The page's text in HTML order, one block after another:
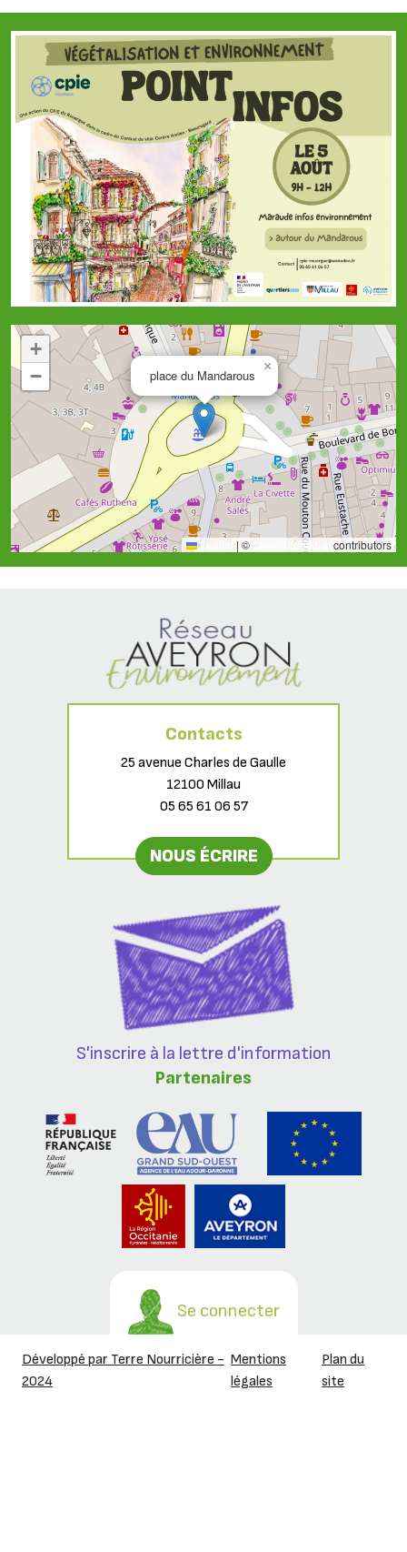
place du Mandarous
×
+
−
Leaflet | © OpenStreetMap contributors
Contacts
25 avenue Charles de Gaulle
12100 Millau
05 65 61 06 57
NOUS ÉCRIRE
S'inscrire à la lettre d'information
Partenaires
Se connecter
Développé par Terre Nourricière -
2024
Mentions
légales
Plan du
site